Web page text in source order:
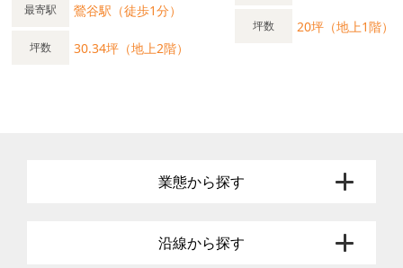
最寄駅 鶯谷駅（徒歩1分）
坪数 30.34坪（地上2階）
坪数 20坪（地上1階）
業態から探す
沿線から探す